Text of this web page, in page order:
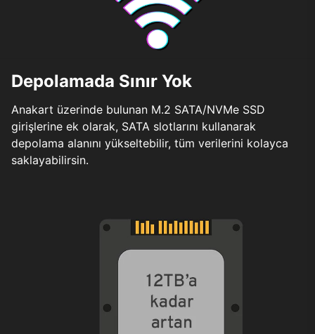
Depolamada Sınır Yok
Anakart üzerinde bulunan M.2 SATA/NVMe SSD
girişlerine ek olarak, SATA slotlarını kullanarak
depolama alanını yükseltebilir, tüm verilerini kolayca
saklayabilirsin.